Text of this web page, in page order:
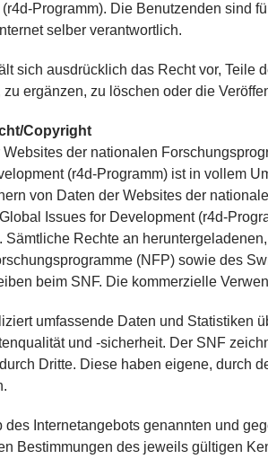
Programm). Die Benutzenden sind
selber verantwortlich.
sich ausdrücklich das Recht vor, Teile
zu ergänzen, zu löschen oder die
Copyright
Websites der nationalen
(r4d-Programm) ist in vollem
von Daten der Websites der
Issues for Development (r4d-
Sämtliche Rechte an
(NFP) sowie des
beim SNF. Die kommerzielle
umfassende Daten und Statistiken
und -sicherheit. Der SNF
Dritte. Diese haben eigene, durch
des Internetangebots genannten und
Bestimmungen des jeweils gültigen